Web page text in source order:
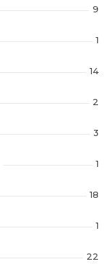
9
1
14
2
3
1
18
1
22